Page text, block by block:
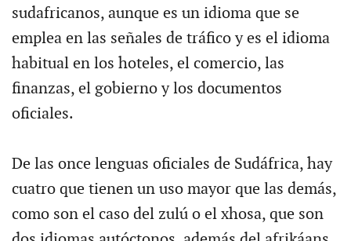
sudafricanos, aunque es un idioma que se
emplea en las señales de tráfico y es el idioma
habitual en los hoteles, el comercio, las
finanzas, el gobierno y los documentos
oficiales.
De las once lenguas oficiales de Sudáfrica, hay
cuatro que tienen un uso mayor que las demás,
como son el caso del zulú o el xhosa, que son